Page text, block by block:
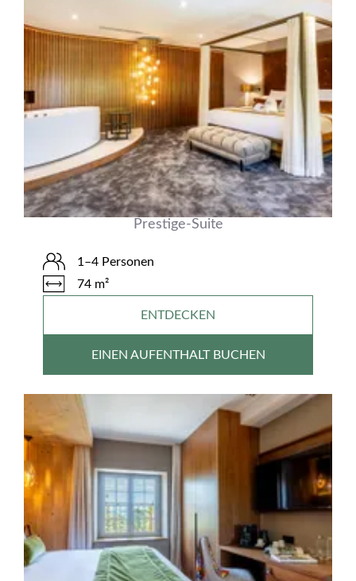
Prestige-Suite
1–4 Personen
74 m²
ENTDECKEN
EINEN AUFENTHALT BUCHEN